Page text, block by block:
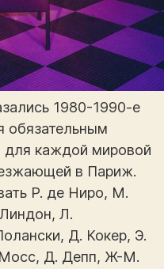
1980-1990-е
обязательным
для каждой мировой
в Париж.
Р. де Ниро, М.
Л.
Д. Кокер, Э.
Д. Депп, Ж-М.